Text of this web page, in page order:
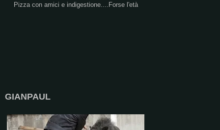
Pizza con amici e indigestione....Forse l'età
GIANPAUL